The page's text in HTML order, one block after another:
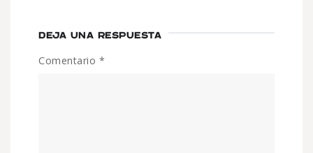
DEJA UNA RESPUESTA
Comentario *